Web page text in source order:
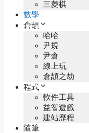
三菱棋
數學
倉頡
哈哈
尹規
尹倉
線上玩
倉頡之劫
程式
軟件工具
益智遊戲
建站歷程
隨筆